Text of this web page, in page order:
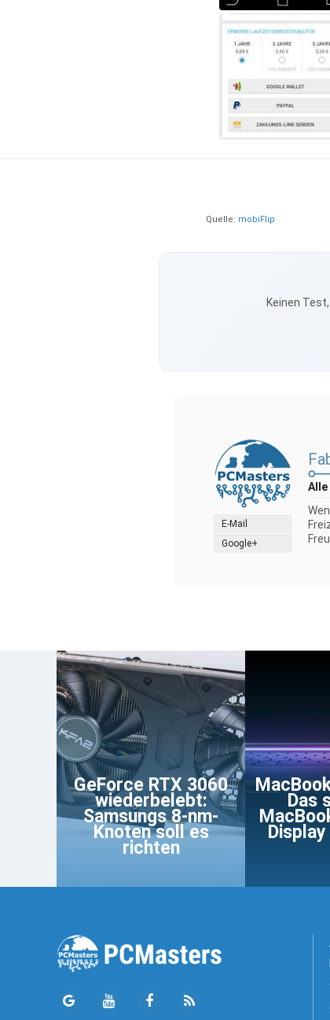
Quelle: mobiFlip
Keinen
E-Mail
Google+
Alle
GeForce RTX 3060
wiederbelebt:
Samsungs 8-nm-
Knoten soll es
richten
Das